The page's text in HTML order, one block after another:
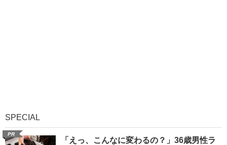
SPECIAL
PR
「えっ、こんなに変わるの？」36歳男性ラ